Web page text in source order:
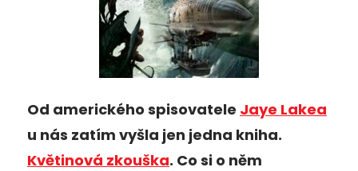
Od amerického spisovatele Jaye Lakea
u nás zatím vyšla jen jedna kniha.
Květinová zkouška. Co si o něm